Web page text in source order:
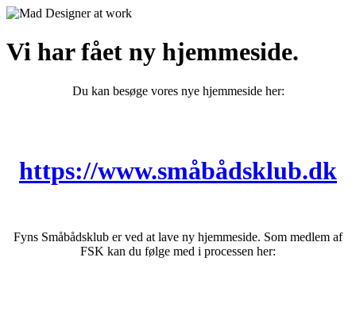
Vi har fået ny hjemmeside.
Du kan besøge vores nye hjemmeside her:
https://www.småbådsklub.dk
Fyns Småbådsklub er ved at lave ny hjemmeside. Som medlem af
FSK kan du følge med i processen her: